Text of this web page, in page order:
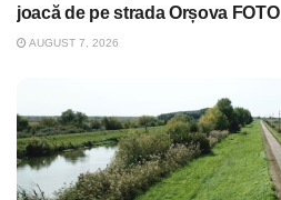
joacă de pe strada Orșova FOTO
AUGUST 7, 2026